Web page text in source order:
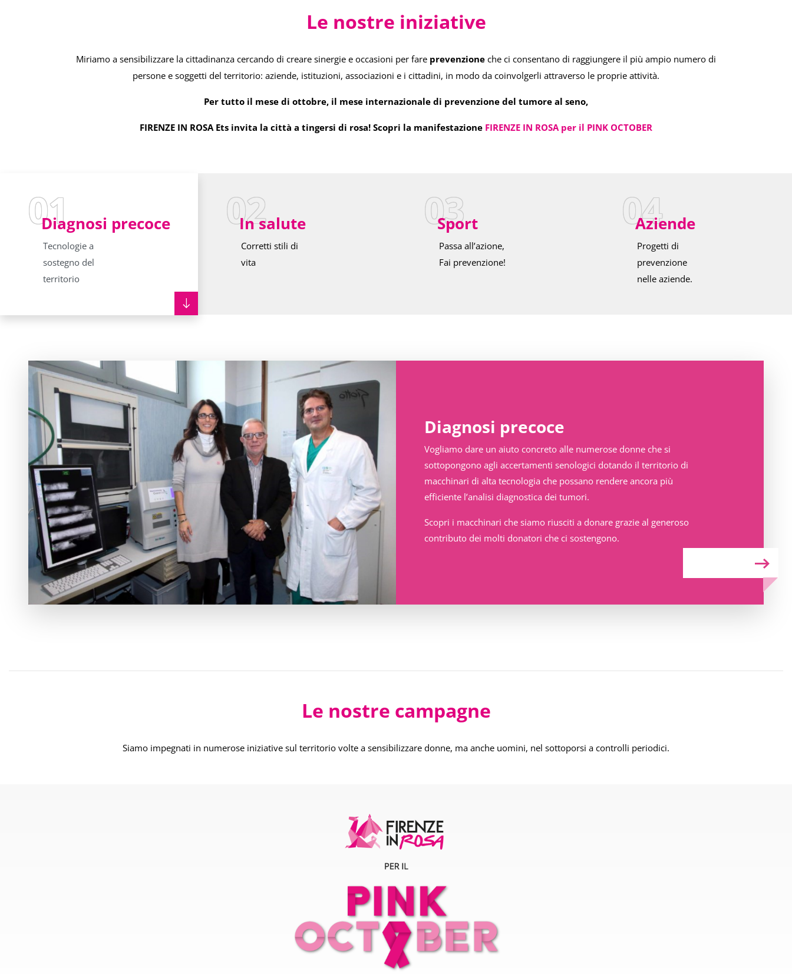
Le nostre iniziative
Miriamo a sensibilizzare la cittadinanza cercando di creare sinergie e occasioni per fare prevenzione che ci consentano di raggiungere il più ampio numero di
persone e soggetti del territorio: aziende, istituzioni, associazioni e i cittadini, in modo da coinvolgerli attraverso le proprie attività.
Per tutto il mese di ottobre, il mese internazionale di prevenzione del tumore al seno,
FIRENZE IN ROSA Ets invita la città a tingersi di rosa! Scopri la manifestazione FIRENZE IN ROSA per il PINK OCTOBER
01
Diagnosi precoce
Tecnologie a
sostegno del
territorio
02
In salute
Corretti stili di
vita
03
Sport
Passa all’azione,
Fai prevenzione!
04
Aziende
Progetti di
prevenzione
nelle aziende.
Diagnosi precoce
Vogliamo dare un aiuto concreto alle numerose donne che si
sottopongono agli accertamenti senologici dotando il territorio di
macchinari di alta tecnologia che possano rendere ancora più
efficiente l’analisi diagnostica dei tumori.
Scopri i macchinari che siamo riusciti a donare grazie al generoso
contributo dei molti donatori che ci sostengono.
SCOPRI DI PIÙ
Le nostre campagne
Siamo impegnati in numerose iniziative sul territorio volte a sensibilizzare donne, ma anche uomini, nel sottoporsi a controlli periodici.